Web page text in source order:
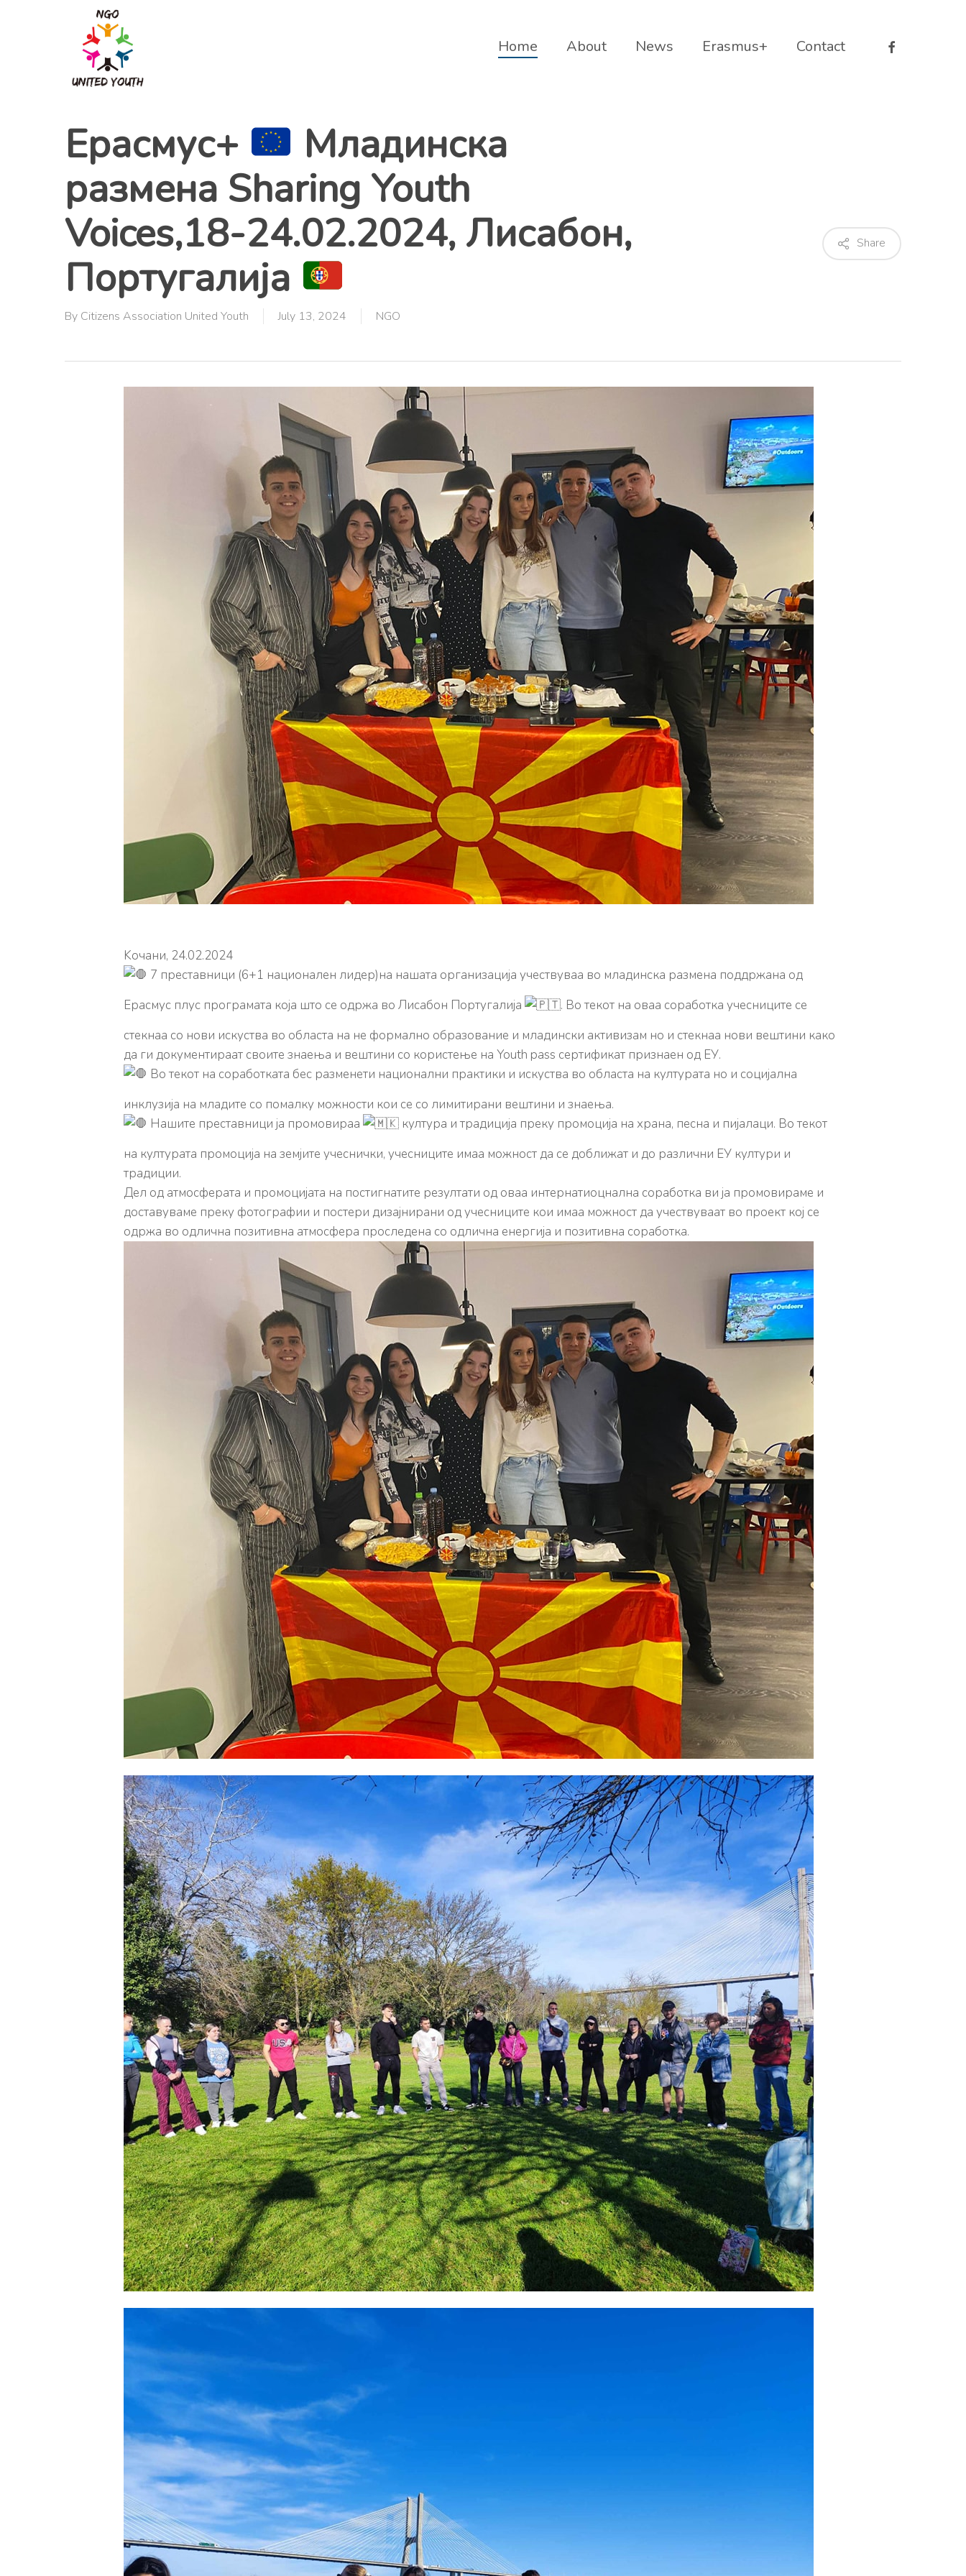
Home About News Erasmus+ Contact facebook
Ерасмус+
Mладинска
размена Sharing Youth
Voices,18-24.02.2024, Лисабон,
Португалија
By Citizens Association United Youth July 13, 2024 NGO
Share
Koчани, 24.02.2024
7 преставници (6+1 национален лидер)на нашата организација учествуваа во младинска размена поддржана од
Ерасмус плус програмата која што се одржа во Лисабон Португалија
. Во текот на оваа соработка учесниците се
стекнаа со нови искуства во областа на не формално образование и младински активизам но и стекнаа нови вештини како
да ги документираат своите знаења и вештини со користење на Youth pass сертификат признаен од ЕУ.
Во текот на соработката бес разменети национални практики и искуства во областа на културата но и социјална
инклузија на младите со помалку можности кои се со лимитирани вештини и знаења.
Нашите преставници ја промовираа
култура и традиција преку промоција на храна, песна и пијалаци. Во текот
на културата промоција на земјите учеснички, учесниците имаа можност да се доближат и до различни ЕУ култури и
традиции.
Дел од атмосферата и промоцијата на постигнатите резултати од оваа интернатиоцнална соработка ви ја промовираме и
доставуваме преку фотографии и постери дизајнирани од учесниците кои имаа можност да учествуваат во проект кој се
одржа во одлична позитивна атмосфера проследена со одлична енергија и позитивна соработка.